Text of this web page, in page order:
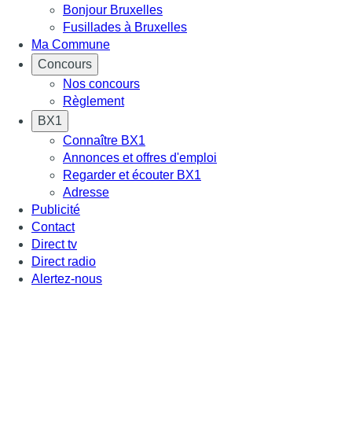
Bonjour Bruxelles
Fusillades à Bruxelles
Ma Commune
Concours
Nos concours
Règlement
BX1
Connaître BX1
Annonces et offres d'emploi
Regarder et écouter BX1
Adresse
Publicité
Contact
Direct tv
Direct radio
Alertez-nous